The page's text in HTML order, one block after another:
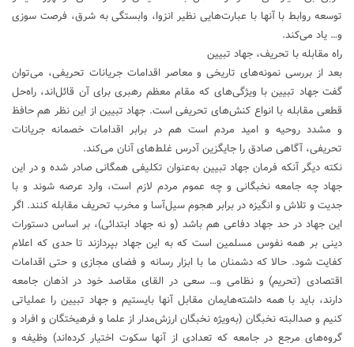
توسعه روابط با آنها با عبارت‌هایی نظیر انزوا، وابستگی به شرق، فرصت سوزی
و… یاد می‌کند.
راه مقابله با تحریف، جهاد تبیین
بعد از بررسی نمونه‌های تاریخی و معاصر اقدامات جریانات تحریفی، می‌توان
گفت جهاد تبیین با ویژگی‌های که مقام معظم رهبری برای آن قائل‌اند، راه‌حل
قطعی مقابله با انواع کنش‌های تحریفی است. جهاد تبیین از این نظر هم حافظ
و مشدد روحیه و امید مردم است هم در برابر اقدامات خصمانه جریانات
تحریفی، آگاهی صادق را جایگزین آدرس غلط‌های آنان می‌کند.
نکته دیگر آنکه فرمان جهاد تبیین به‌عنوان تکلیفی همگانی صادر شده و در این
جهاد چه جامعه نخبگانی و چه عموم مردم لازم است، وارد عرصه شوند و با
جدیت و تلاش و انگیزه در برابر هجوم سیل‌آسا و مخرب تحریف مقابله کنند. اگر
این جهاد در حد جهاد دفاعی هم باشد (و نه جهاد ابتدائی)، بر اساس دستورات
دینی بر همه نفوس مسلمین است که به این جهاد بپردازند تا حدی که اعلام
کفایت شود. حالا که دشمنان ما با ابزار رسانه و فضای مجازی و حتی اقدامات
اقتصادی (تحریم) و نظامی و… سعی در القای مقاصد خود در اذهان جامعه
دارند، باید با همه داشته‌هایمان مقابل آنها بایستیم و جهاد تبیین را عملیاتی
کنیم و صدالبته نخبگان (به‌ویژه نخبگان ارزش‌مدار از علما و فرهیختگان و افراد و
گروه‌های مرجع در جامعه که تعدادی از آنها سکوت اختیار کرده‌اند) وظیفه و